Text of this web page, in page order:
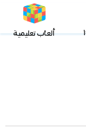
ألعاب تعليمية